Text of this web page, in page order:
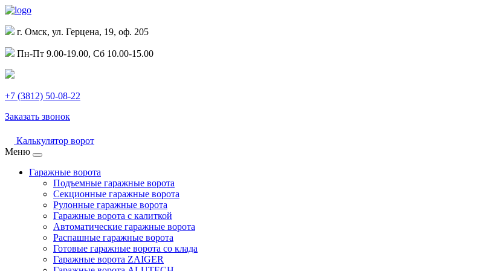
г. Омск, ул. Герцена, 19, оф. 205
Пн-Пт 9.00-19.00, Сб 10.00-15.00
+7 (3812) 50-08-22
Заказать звонок
Калькулятор ворот
Меню
Гаражные ворота
Подъемные гаражные ворота
Секционные гаражные ворота
Рулонные гаражные ворота
Гаражные ворота с калиткой
Автоматические гаражные ворота
Распашные гаражные ворота
Готовые гаражные ворота со клада
Гаражные ворота ZAIGER